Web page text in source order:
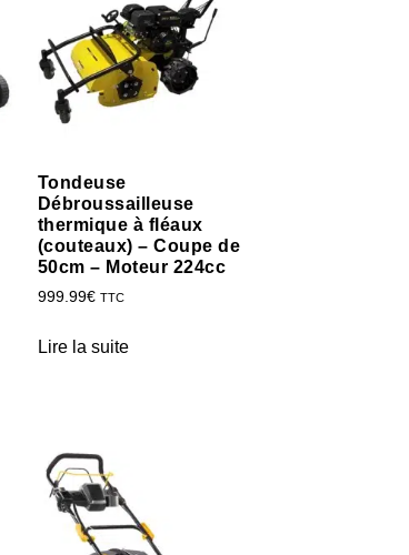
Tondeuse
Débroussailleuse
thermique à fléaux
(couteaux) – Coupe de
50cm – Moteur 224cc
999.99€ TTC
Lire la suite